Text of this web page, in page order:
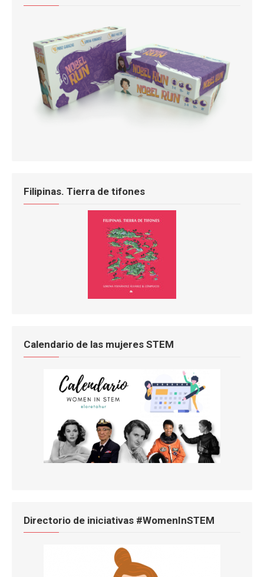
Filipinas. Tierra de tifones
Calendario de las mujeres STEM
Directorio de iniciativas #WomenInSTEM